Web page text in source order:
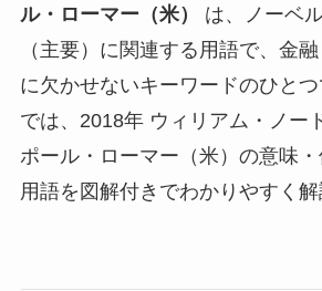
ル・ローマー（米）
は、ノーベ
（主要）に関連する用語で、金
に欠かせないキーワードのひと
では、2018年 ウィリアム・ノー
ポール・ローマー（米）の意味
用語を図解付きでわかりやすく解